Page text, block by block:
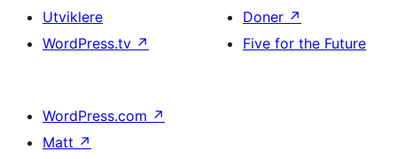
Utviklere
WordPress.tv ↗
Doner ↗
Five for the Future
WordPress.com ↗
Matt ↗